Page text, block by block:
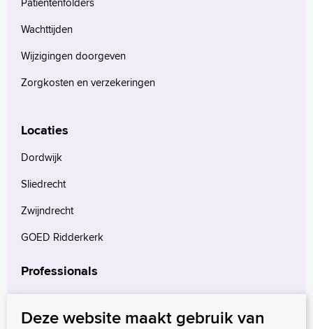
Wachttijden
Wijzigingen doorgeven
Zorgkosten en verzekeringen
Locaties
Dordwijk
Sliedrecht
Zwijndrecht
GOED Ridderkerk
Professionals
Verwijzers
Wetenschappelijk onderzoek
Deze website maakt gebruik van